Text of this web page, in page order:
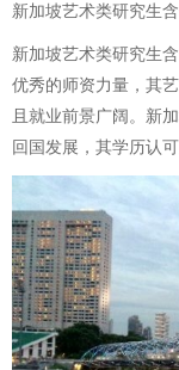
新加坡艺术类研究生
新加坡艺术类研究生
优秀的师资力量，其
且就业前景广阔。新
回国发展，其学历认